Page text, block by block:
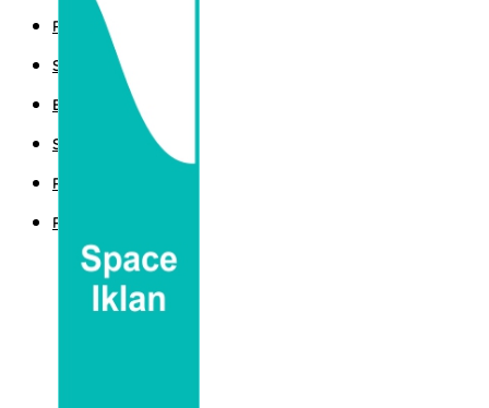
POLITIK
SPORT
EKBIS
SAINTEK
PEMERINTAHAN
PARLEMEN